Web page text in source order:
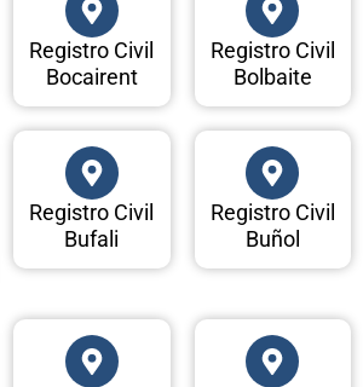
Registro Civil
Bocairent
Registro Civil
Bolbaite
Registro Civil
Bufali
Registro Civil
Buñol